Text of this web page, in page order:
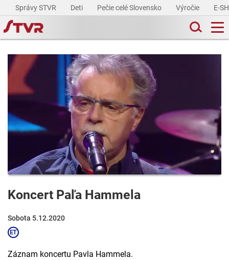
Správy STVR Deti Pečie celé Slovensko Výročie E-
Koncert Paľa Hammela
Sobota 5.12.2020
Záznam koncertu Pavla Hammela.